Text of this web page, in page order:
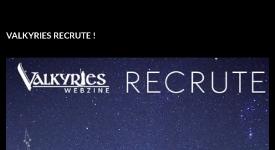
VALKYRIES RECRUTE !